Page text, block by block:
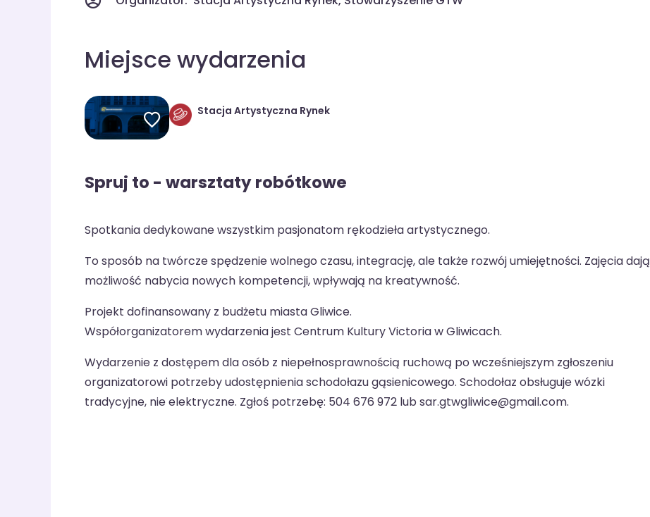
Miejsce wydarzenia
Stacja Artystyczna Rynek
Spruj to - warsztaty robótkowe
Spotkania dedykowane wszystkim pasjonatom rękodzieła artystycznego.
To sposób na twórcze spędzenie wolnego czasu, integrację, ale także rozwój umiejętności. Zajęcia dają
możliwość nabycia nowych kompetencji, wpływają na kreatywność.
Projekt dofinansowany z budżetu miasta Gliwice.
Współorganizatorem wydarzenia jest Centrum Kultury Victoria w Gliwicach.
Wydarzenie z dostępem dla osób z niepełnosprawnością ruchową po wcześniejszym zgłoszeniu
organizatorowi potrzeby udostępnienia schodołazu gąsienicowego. Schodołaz obsługuje wózki
tradycyjne, nie elektryczne. Zgłoś potrzebę: 504 676 972 lub sar.gtwgliwice@gmail.com.